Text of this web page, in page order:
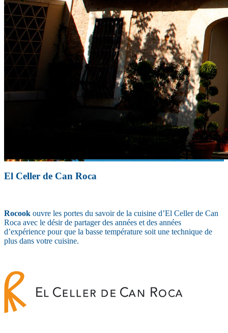
El Celler de Can Roca
Rocook ouvre les portes du savoir de la cuisine d’El Celler de Can
Roca avec le désir de partager des années et des années
d’expérience pour que la basse température soit une technique de
plus dans votre cuisine.